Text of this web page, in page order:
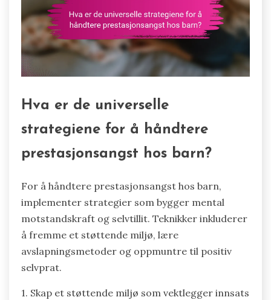
Hva er de universelle
strategiene for å håndtere
prestasjonsangst hos barn?
For å håndtere prestasjonsangst hos barn,
implementer strategier som bygger mental
motstandskraft og selvtillit. Teknikker inkluderer
å fremme et støttende miljø, lære
avslapningsmetoder og oppmuntre til positiv
selvprat.
1. Skap et støttende miljø som vektlegger innsats